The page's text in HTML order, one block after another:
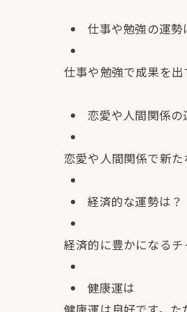
仕事や勉強の運勢
仕事や勉強で成果を出
恋愛や人間関係の
恋愛や人間関係で新
経済的な運勢は？
経済的に豊かになるチ
健康運は